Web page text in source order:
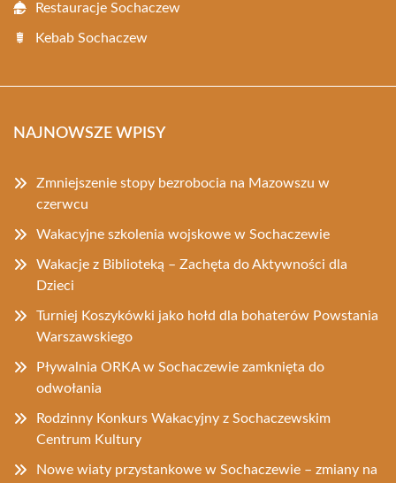
Restauracje Sochaczew
Kebab Sochaczew
NAJNOWSZE WPISY
Zmniejszenie stopy bezrobocia na Mazowszu w
czerwcu
Wakacyjne szkolenia wojskowe w Sochaczewie
Wakacje z Biblioteką – Zachęta do Aktywności dla
Dzieci
Turniej Koszykówki jako hołd dla bohaterów Powstania
Warszawskiego
Pływalnia ORKA w Sochaczewie zamknięta do
odwołania
Rodzinny Konkurs Wakacyjny z Sochaczewskim
Centrum Kultury
Nowe wiaty przystankowe w Sochaczewie – zmiany na